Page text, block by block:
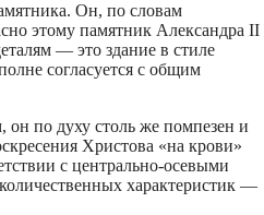
Он, по словам
этому памятник Александра II
— это здание в стиле
согласуется с общим
по духу столь же помпезен и
Христова «на крови»
с центрально-осевыми
характеристик —